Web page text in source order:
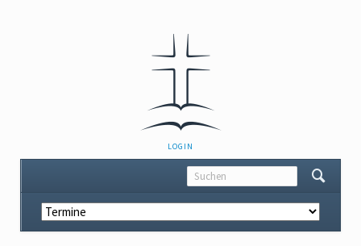
NAVIGATION
ÜBERSPRINGEN
LOGIN
Navigation
überspringen